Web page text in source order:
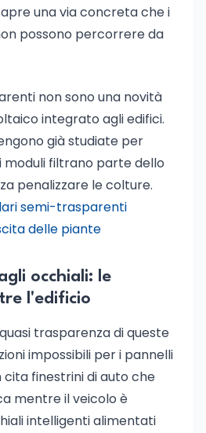
una via concreta che i
possono percorrere da
non sono una novità
integrato agli edifici.
già studiate per
moduli filtrano parte dello
penalizzare le colture.
semi-trasparenti
delle piante
occhiali: le
l'edificio
trasparenza di queste
impossibili per i pannelli
cita finestrini di auto che
mentre il veicolo è
intelligenti alimentati